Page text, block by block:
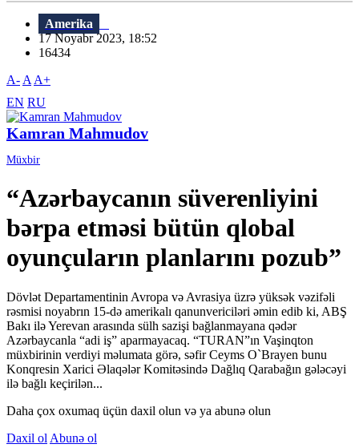
Amerika
17 Noyabr 2023, 18:52
16434
A- A A+
EN RU
Kamran Mahmudov
Müxbir
“Azərbaycanın süverenliyini
bərpa etməsi bütün qlobal
oyunçuların planlarını pozub”
Dövlət Departamentinin Avropa və Avrasiya üzrə yüksək vəzifəli
rəsmisi noyabrın 15-də amerikalı qanunvericiləri əmin edib ki, ABŞ
Bakı ilə Yerevan arasında sülh sazişi bağlanmayana qədər
Azərbaycanla “adi iş” aparmayacaq. “TURAN”ın Vaşinqton
müxbirinin verdiyi məlumata görə, səfir Ceyms O`Brayen bunu
Konqresin Xarici Əlaqələr Komitəsində Dağlıq Qarabağın gələcəyi
ilə bağlı keçirilən...
Daha çox oxumaq üçün daxil olun və ya abunə olun
Daxil ol Abunə ol